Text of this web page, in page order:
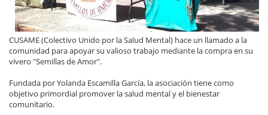
CUSAME (Colectivo Unido por la Salud Mental) hace un llamado a la
comunidad para apoyar su valioso trabajo mediante la compra en su
vivero "Semillas de Amor".
Fundada por Yolanda Escamilla García, la asociación tiene como
objetivo primordial promover la salud mental y el bienestar
comunitario.